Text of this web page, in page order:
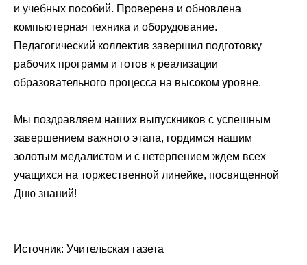
и учебных пособий. Проверена и обновлена
компьютерная техника и оборудование.
Педагогический коллектив завершил подготовку
рабочих программ и готов к реализации
образовательного процесса на высоком уровне.
Мы поздравляем наших выпускников с успешным
завершением важного этапа, гордимся нашим
золотым медалистом и с нетерпением ждем всех
учащихся на торжественной линейке, посвященной
Дню знаний!
Источник: Учительская газета